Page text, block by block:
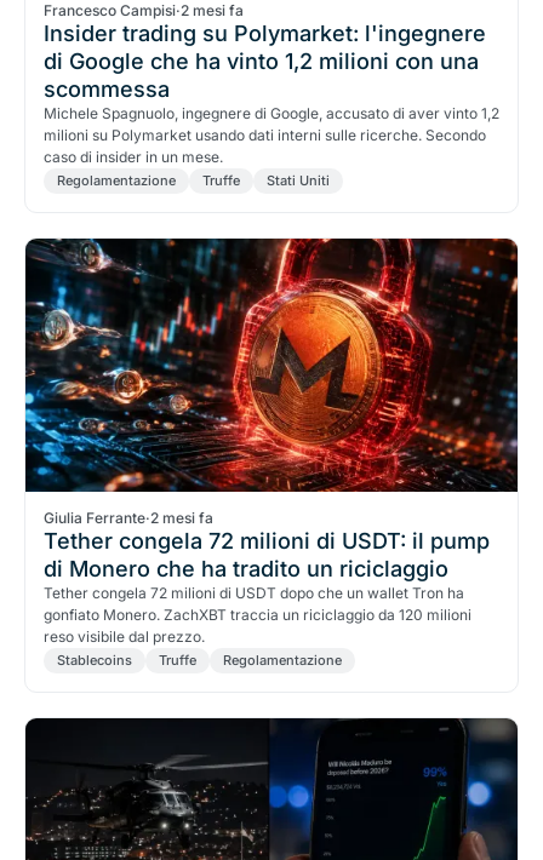
Francesco Campisi·2 mesi fa
Insider trading su Polymarket: l'ingegnere
di Google che ha vinto 1,2 milioni con una
scommessa
Michele Spagnuolo, ingegnere di Google, accusato di aver vinto 1,2
milioni su Polymarket usando dati interni sulle ricerche. Secondo
caso di insider in un mese.
Regolamentazione Truffe Stati Uniti
Giulia Ferrante·2 mesi fa
Tether congela 72 milioni di USDT: il pump
di Monero che ha tradito un riciclaggio
Tether congela 72 milioni di USDT dopo che un wallet Tron ha
gonfiato Monero. ZachXBT traccia un riciclaggio da 120 milioni
reso visibile dal prezzo.
Stablecoins Truffe Regolamentazione